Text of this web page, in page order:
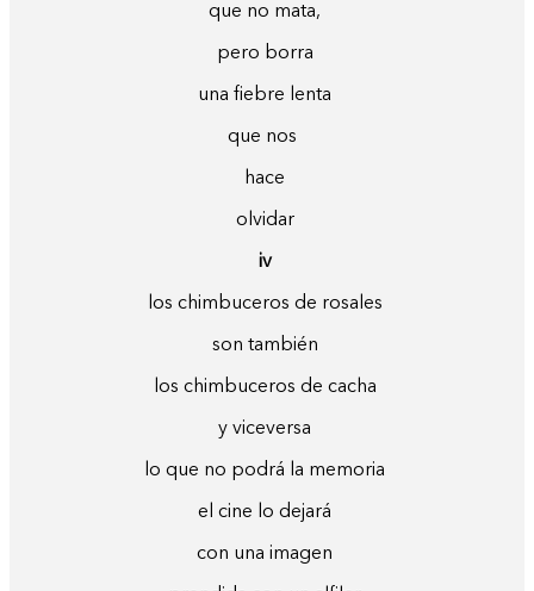
que no mata,
pero borra
una fiebre lenta
que nos
hace
olvidar
iv
los chimbuceros de rosales
son también
los chimbuceros de cacha
y viceversa
lo que no podrá la memoria
el cine lo dejará
con una imagen